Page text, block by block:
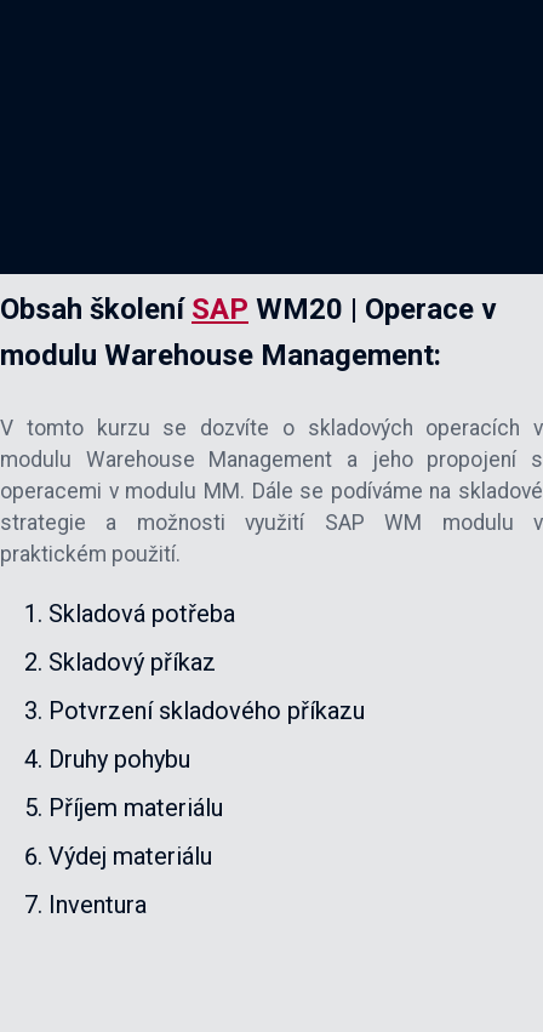
Obsah školení SAP WM20 | Operace v
modulu Warehouse Management:
V tomto kurzu se dozvíte o skladových operacích v
modulu Warehouse Management a jeho propojení s
operacemi v modulu MM. Dále se podíváme na skladové
strategie a možnosti využití SAP WM modulu v
praktickém použití.
Skladová potřeba
Skladový příkaz
Potvrzení skladového příkazu
Druhy pohybu
Příjem materiálu
Výdej materiálu
Inventura